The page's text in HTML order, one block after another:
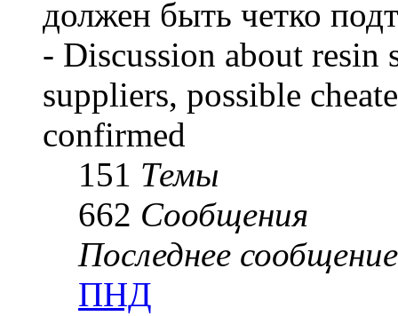
должен быть четко
- Discussion about resin
suppliers, possible
confirmed
151 Темы
662 Сообщения
Последнее сообщение
ПНД